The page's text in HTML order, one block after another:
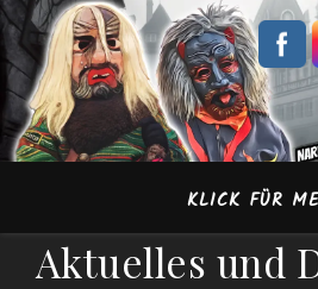
KLICK FÜR
Aktuelles und